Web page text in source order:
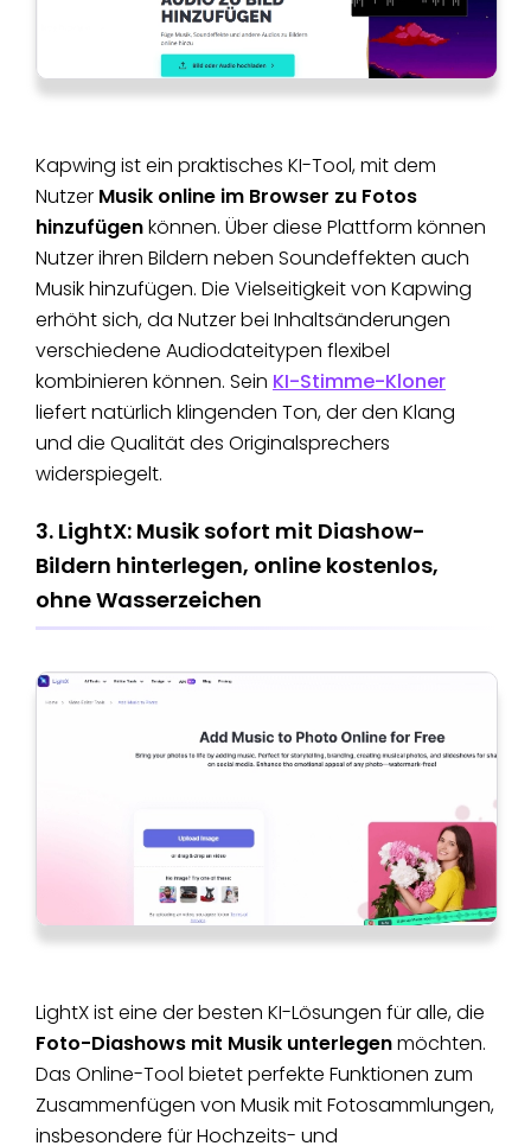
Kapwing ist ein praktisches KI-Tool, mit dem
Nutzer Musik online im Browser zu Fotos
hinzufügenkönnen. Über diese Plattform können
Nutzer ihren Bildern neben Soundeffekten auch
Musik hinzufügen. Die Vielseitigkeit von Kapwing
erhöht sich, da Nutzer bei Inhaltsänderungen
verschiedene Audiodateitypen flexibel
kombinieren können. Sein KI-Stimme-Kloner
liefert natürlich klingenden Ton, der den Klang
und die Qualität des Originalsprechers
widerspiegelt.
3. LightX: Musik sofort mit Diashow-
Bildern hinterlegen​, online kostenlos,
ohne Wasserzeichen
LightX ist eine der besten KI-Lösungen für alle, die
Foto-Diashows mit Musik unterlegenmöchten.
Das Online-Tool bietet perfekte Funktionen zum
Zusammenfügen von Musik mit Fotosammlungen,
insbesondere für Hochzeits- und